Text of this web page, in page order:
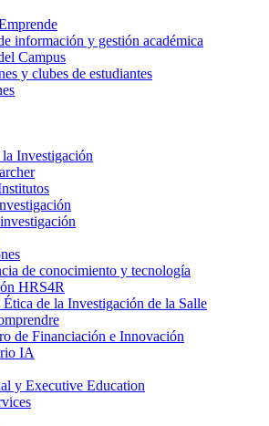
información y gestión académica
Campus
y clubes de estudiantes
Investigación
de conocimiento y tecnología
HRS4R
de la Investigación de la Salle
de Financiación e Innovación
IA
y Executive Education